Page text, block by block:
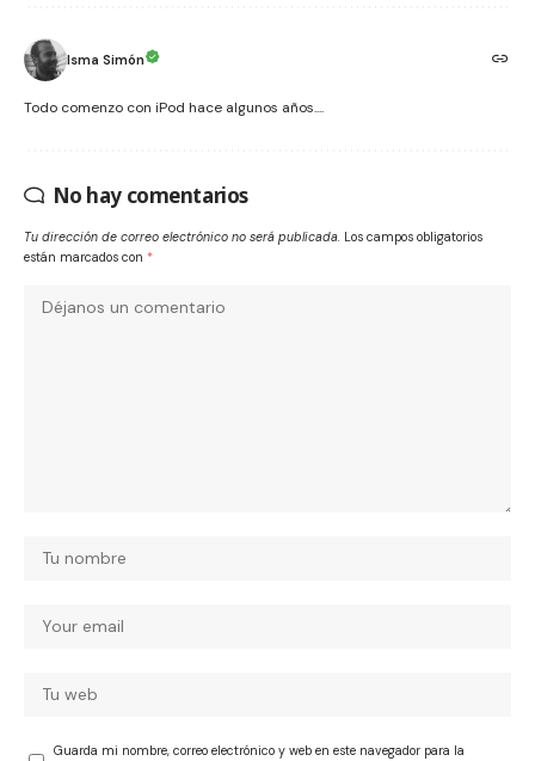
Isma Simón
Todo comenzo con iPod hace algunos años....
No hay comentarios
Tu dirección de correo electrónico no será publicada. Los campos obligatorios
están marcados con *
Guarda mi nombre, correo electrónico y web en este navegador para la